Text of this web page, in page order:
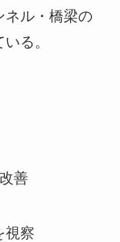
ネル・橋梁の
る。
善
視察